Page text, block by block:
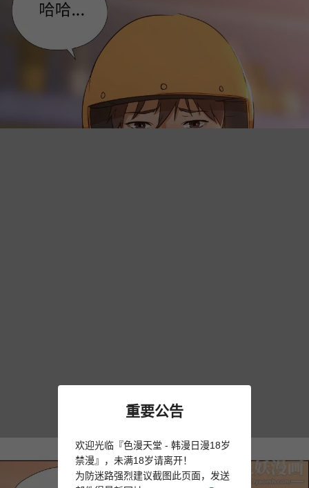
重要公告
欢迎光临『色漫天堂 - 韩漫日漫18岁
禁漫』，未满18岁请离开！
为防迷路强烈建议截图此页面，发送